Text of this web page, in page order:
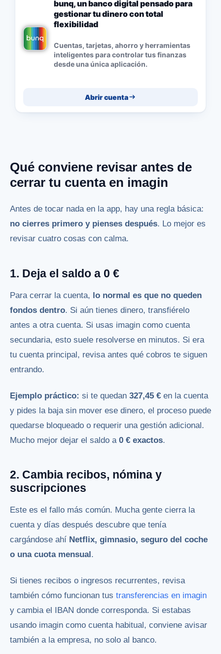
bunq, un banco digital pensado para
gestionar tu dinero con total
flexibilidad
Cuentas, tarjetas, ahorro y herramientas
inteligentes para controlar tus finanzas
desde una única aplicación.
Abrir cuenta
Qué conviene revisar antes de
cerrar tu cuenta en imagin
Antes de tocar nada en la app, hay una regla básica:
no cierres primero y pienses después. Lo mejor es
revisar cuatro cosas con calma.
1. Deja el saldo a 0 €
Para cerrar la cuenta, lo normal es que no queden
fondos dentro. Si aún tienes dinero, transfiérelo
antes a otra cuenta. Si usas imagin como cuenta
secundaria, esto suele resolverse en minutos. Si era
tu cuenta principal, revisa antes qué cobros te siguen
entrando.
Ejemplo práctico: si te quedan 327,45 € en la cuenta
y pides la baja sin mover ese dinero, el proceso puede
quedarse bloqueado o requerir una gestión adicional.
Mucho mejor dejar el saldo a 0 € exactos.
2. Cambia recibos, nómina y
suscripciones
Este es el fallo más común. Mucha gente cierra la
cuenta y días después descubre que tenía
cargándose ahí Netflix, gimnasio, seguro del coche
o una cuota mensual .
Si tienes recibos o ingresos recurrentes, revisa
también cómo funcionan tus transferencias en imagin
y cambia el IBAN donde corresponda. Si estabas
usando imagin como cuenta habitual, conviene avisar
también a la empresa, no solo al banco.